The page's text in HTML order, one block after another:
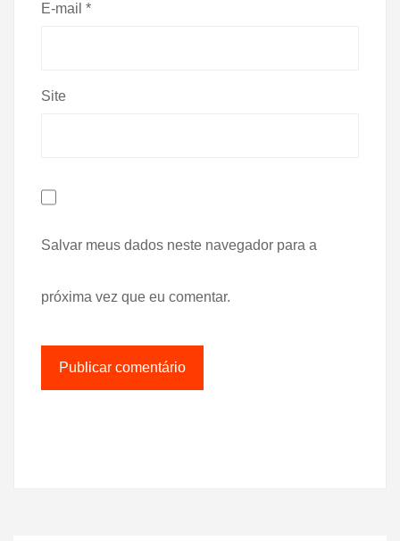
E-mail *
Site
Salvar meus dados neste navegador para a
próxima vez que eu comentar.